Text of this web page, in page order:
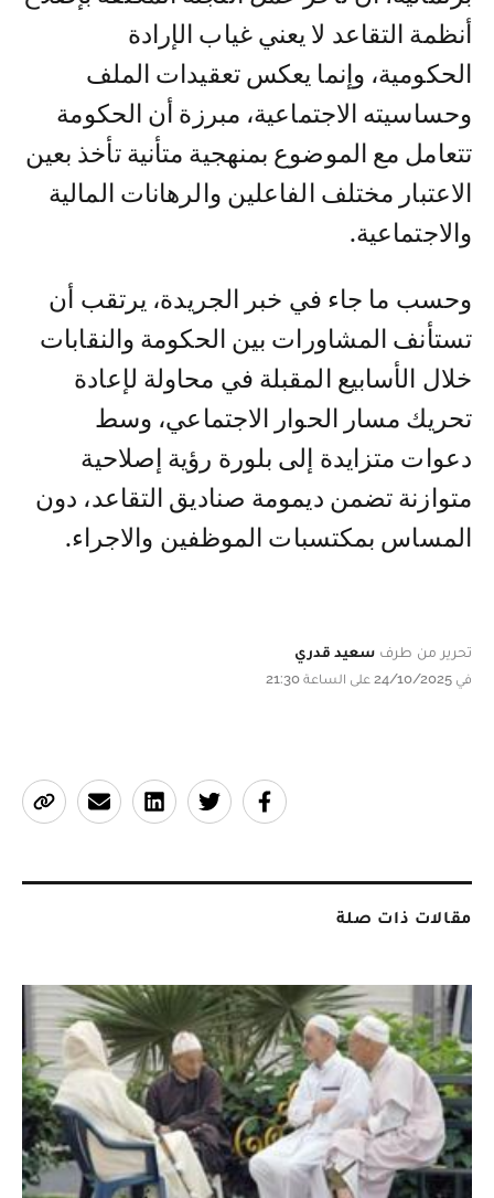
أنظمة التقاعد لا يعني غياب الإرادة
الحكومية، وإنما يعكس تعقيدات الملف
وحساسيته الاجتماعية، مبرزة أن الحكومة
تتعامل مع الموضوع بمنهجية متأنية تأخذ بعين
الاعتبار مختلف الفاعلين والرهانات المالية
والاجتماعية.
وحسب ما جاء في خبر الجريدة، يرتقب أن
تستأنف المشاورات بين الحكومة والنقابات
خلال الأسابيع المقبلة في محاولة لإعادة
تحريك مسار الحوار الاجتماعي، وسط
دعوات متزايدة إلى بلورة رؤية إصلاحية
متوازنة تضمن ديمومة صناديق التقاعد، دون
المساس بمكتسبات الموظفين والاجراء.
تحرير من طرف سعيد قدري
في 24/10/2025 على الساعة 21:30
مقالات ذات صلة